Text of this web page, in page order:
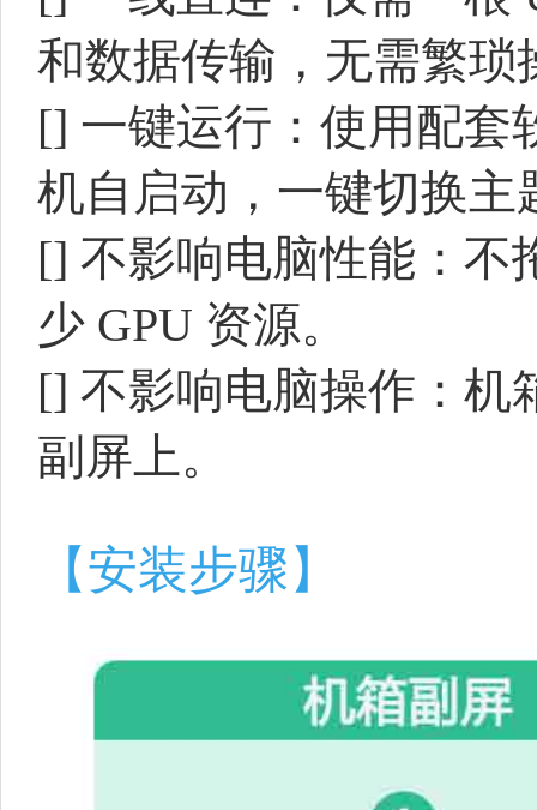
和数据传输，无需繁
[] 一键运行：使用配套
机自启动，一键切换
[] 不影响电脑性能：不
少 GPU 资源。
[] 不影响电脑操作：机
副屏上。
【安装步骤】